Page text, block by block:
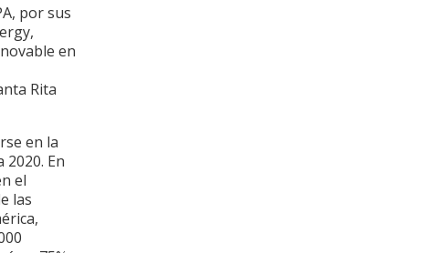
por sus
en
Rita
en la
En
el
las